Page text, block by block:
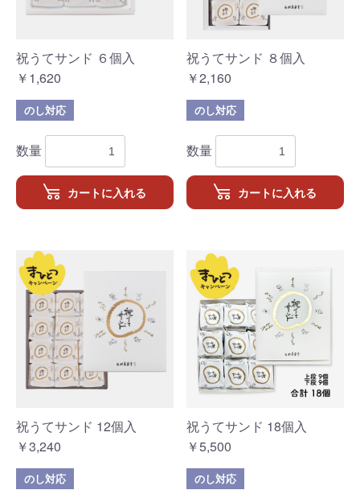
祝うてサンド ６個入
￥1,620
のし対応
数量
カートに入れる
祝うてサンド ８個入
￥2,160
のし対応
数量
カートに入れる
祝うてサンド 12個入
￥3,240
のし対応
祝うてサンド 18個入
￥5,500
のし対応